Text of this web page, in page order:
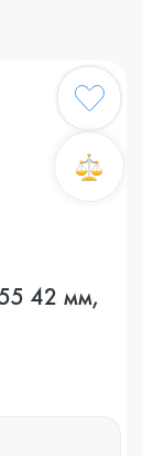
42 мм,